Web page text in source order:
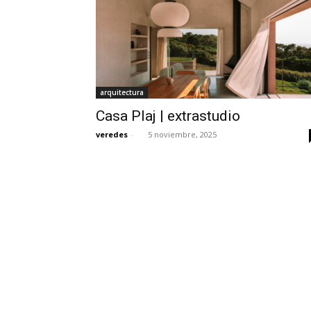
arquitectura
Casa Plaj | extrastudio
veredes - 5 noviembre, 2025